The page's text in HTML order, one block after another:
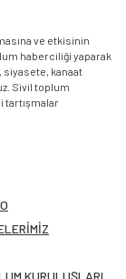
ve etkisinin
haberciliği yaparak
kanaat
Sivil toplum
tartışmalar
KURULUŞLARI